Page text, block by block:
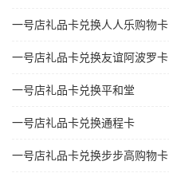
一号店礼品卡兑换人人乐购物卡
一号店礼品卡兑换友谊阿波罗卡
一号店礼品卡兑换平和堂
一号店礼品卡兑换通程卡
一号店礼品卡兑换步步高购物卡